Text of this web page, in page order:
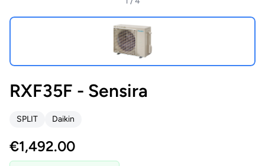
RXF35F - Sensira
SPLIT Daikin
€1,492.00